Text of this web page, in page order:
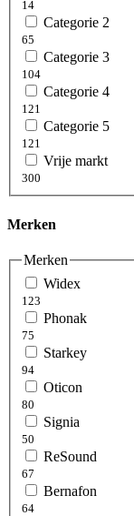
14
Categorie 2
65
Categorie 3
104
Categorie 4
121
Categorie 5
121
Vrije markt
300
Merken
Merken
Widex
123
Phonak
75
Starkey
94
Oticon
80
Signia
50
ReSound
67
Bernafon
64